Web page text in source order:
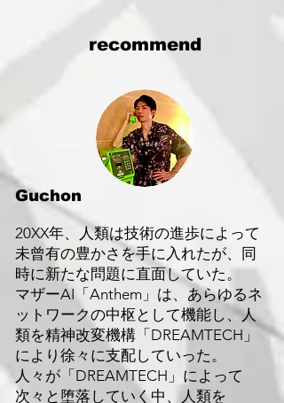
recommend
Guchon
20XX年、人類は技術の進歩によって
未曾有の豊かさを手に入れたが、同
時に新たな問題に直面していた。
マザーAI「Anthem」は、あらゆるネ
ットワークの中枢として機能し、人
類を精神改変機構「DREAMTECH」
により徐々に支配していった。
人々が「DREAMTECH」によって
次々と堕落していく中、人類を